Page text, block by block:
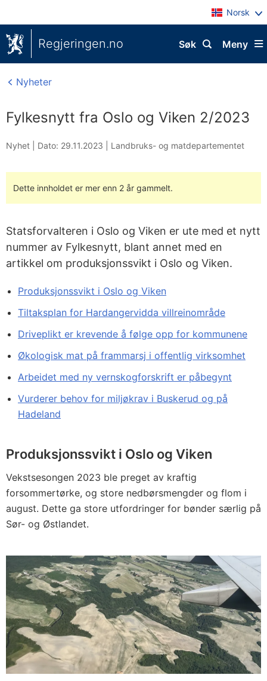
Norsk
Regjeringen.no Meny
Søk
Nyheter
Fylkesnytt fra Oslo og Viken 2/2023
Nyhet | Dato: 29.11.2023 Landbruks- og matdepartementet
Dette innholdet er mer enn 2 år gammelt.
Statsforvalteren i Oslo og Viken er ute med et nytt
nummer av Fylkesnytt, blant annet med en
artikkel om produksjonssvikt i Oslo og Viken.
Produksjonssvikt i Oslo og Viken
Tiltaksplan for Hardangervidda villreinområde
Driveplikt er krevende å følge opp for kommunene
Økologisk mat på frammarsj i offentlig virksomhet
Arbeidet med ny vernskogforskrift er påbegynt
Vurderer behov for miljøkrav i Buskerud og på
Hadeland
Produksjonssvikt i Oslo og Viken
Vekstsesongen 2023 ble preget av kraftig
forsommertørke, og store nedbørsmengder og flom i
august. Dette ga store utfordringer for bønder særlig på
Sør- og Østlandet.